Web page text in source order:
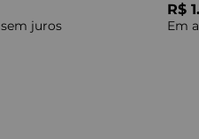
sem juros
R$
Em